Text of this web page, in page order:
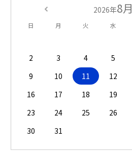
2026年8月
日 月 火 水
2
3 4 5
9
10 11 12
16
17 18 19
23
24 25 26
30
31